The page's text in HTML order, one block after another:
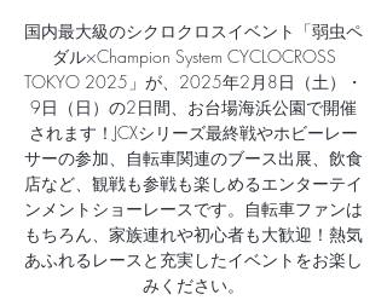
国内最大級のシクロクロスイベント「弱虫ペ
ダル×Champion System CYCLOCROSS
TOKYO 2025」が、2025年2月8日（土）・
9日（日）の2日間、お台場海浜公園で開催
されます！JCXシリーズ最終戦やホビーレー
サーの参加、自転車関連のブース出展、飲食
店など、観戦も参戦も楽しめるエンターテイ
ンメントショーレースです。自転車ファンは
もちろん、家族連れや初心者も大歓迎！熱気
あふれるレースと充実したイベントをお楽し
みください。